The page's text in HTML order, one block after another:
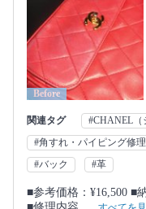
Before
関連タグ #CHANEL（
#角すれ・パイピング修理
#バック
#革
■参考価格：¥16,500 ■